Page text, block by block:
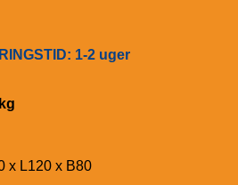
1-2 uger
x L120 x B80